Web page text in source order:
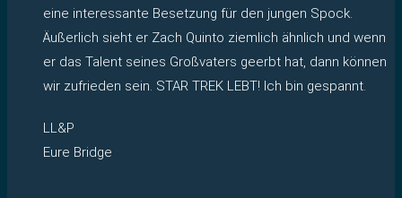
eine interessante Besetzung für den jungen Spock.
Äußerlich sieht er Zach Quinto ziemlich ähnlich und wenn
er das Talent seines Großvaters geerbt hat, dann können
wir zufrieden sein. STAR TREK LEBT! Ich bin gespannt.
LL&P
Eure Bridge